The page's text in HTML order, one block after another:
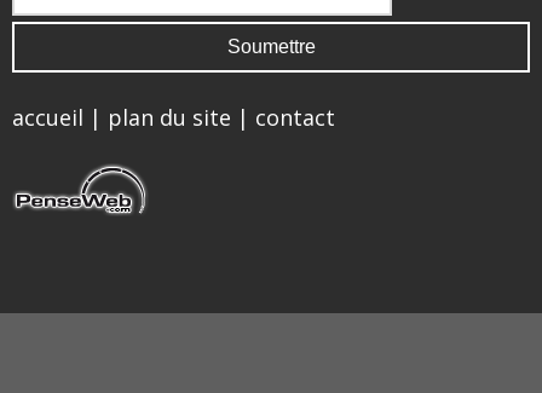
accueil | plan du site | contact